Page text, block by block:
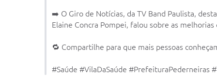
➡️ O Giro de Notícias, da TV Band Paulista,
Elaine Concra Pompei, falou sobre as
🔁 Compartilhe para que mais pessoas
#Saúde #VilaDaSaúde #PrefeituraPederneiras